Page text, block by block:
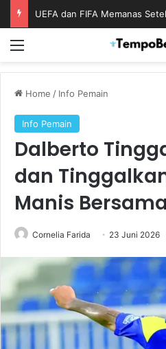
Home / Info Pemain
Info Pemain
Dalberto
dan
Manis
Cornelia Farida 23 Juni 2026